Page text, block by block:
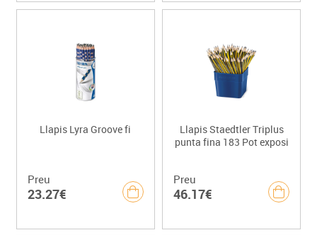
Llapis Lyra Groove fi
Preu
23.27€
Llapis Staedtler Triplus
punta fina 183 Pot exposi
Preu
46.17€